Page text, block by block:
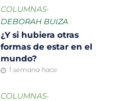
COLUMNAS•
DEBORAH BUIZA
¿Y si hubiera otras
formas de estar en el
mundo?
1 semana hace
COLUMNAS•